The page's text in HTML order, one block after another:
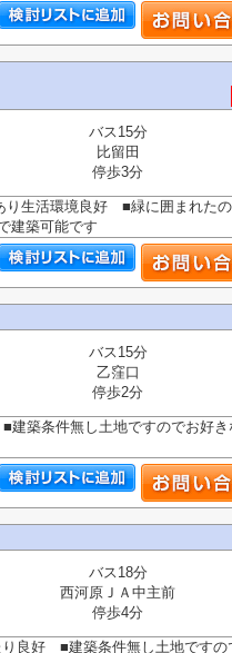
バス15分
比留田
停歩3分
生活環境良好 ■緑に囲まれた
建築可能です
バス15分
乙窪口
停歩2分
条件無し土地ですのでお好き
バス18分
西河原ＪＡ中主前
停歩4分
良好 ■建築条件無し土地ですの